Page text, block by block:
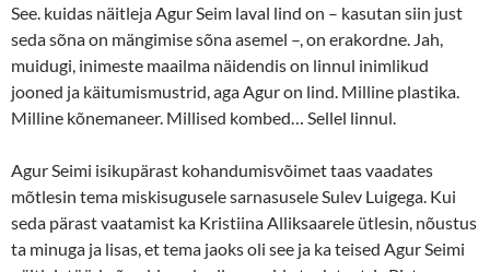
See. kuidas näitleja Agur Seim laval lind on – kasutan siin just
seda sõna on mängimise sõna asemel –, on erakordne. Jah,
muidugi, inimeste maailma näidendis on linnul inimlikud
jooned ja käitumismustrid, aga Agur on lind. Milline plastika.
Milline kõnemaneer. Millised kombed… Sellel linnul.
Agur Seimi isikupärast kohandumisvõimet taas vaadates
mõtlesin tema miskisugusele sarnasusele Sulev Luigega. Kui
seda pärast vaatamist ka Kristiina Alliksaarele ütlesin, nõustus
ta minuga ja lisas, et tema jaoks oli see ja ka teised Agur Seimi